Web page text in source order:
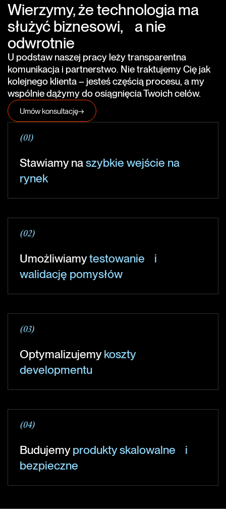
Wierzymy, że technologia ma
służyć biznesowi, a nie
odwrotnie
U podstaw naszej pracy leży transparentna
komunikacja i partnerstwo. Nie traktujemy Cię jak
kolejnego klienta – jesteś częścią procesu, a my
wspólnie dążymy do osiągnięcia Twoich celów.
Umów konsultację→
(01)
Stawiamy naszybkie wejście na
rynek
(02)
Umożliwiamytestowanie i
walidację pomysłów
(03)
Optymalizujemykoszty
developmentu
(04)
Budujemyprodukty skalowalne i
bezpieczne